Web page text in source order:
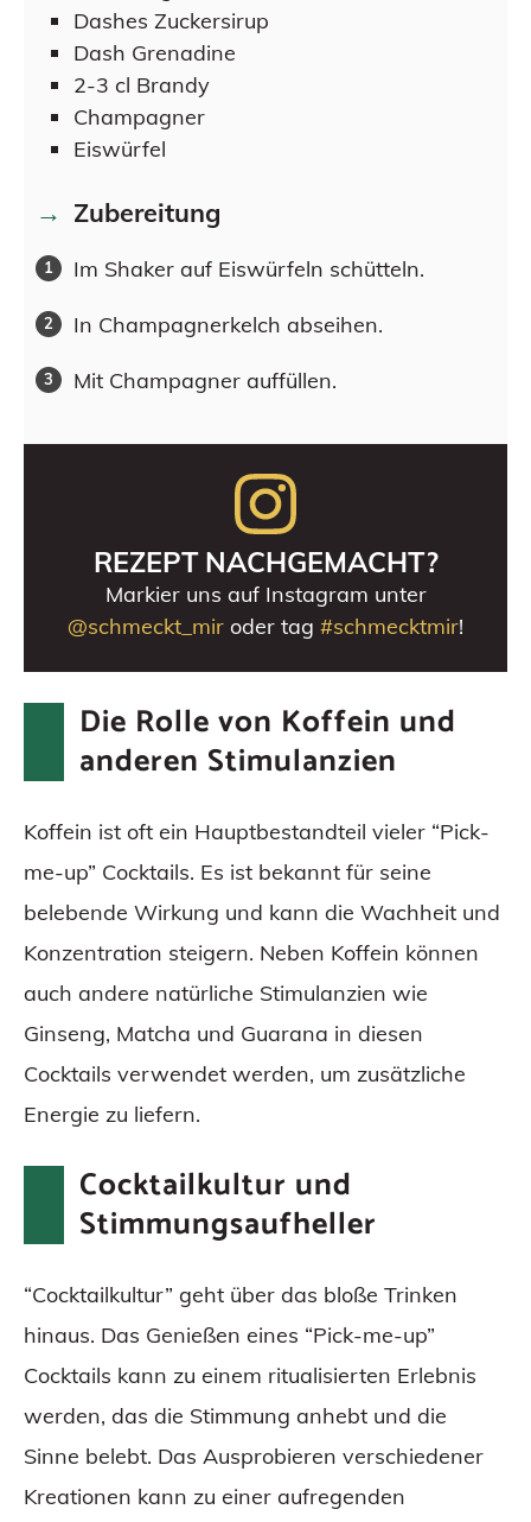
Dashes Zuckersirup
Dash Grenadine
2-3 cl Brandy
Champagner
Eiswürfel
Zubereitung
Im Shaker auf Eiswürfeln schütteln.
In Champagnerkelch abseihen.
Mit Champagner auffüllen.
REZEPT NACHGEMACHT?
Markier uns auf Instagram unter
@schmeckt_mir oder tag #schmecktmir!
Die Rolle von Koffein und
anderen Stimulanzien
Koffein ist oft ein Hauptbestandteil vieler “Pick-
me-up” Cocktails. Es ist bekannt für seine
belebende Wirkung und kann die Wachheit und
Konzentration steigern. Neben Koffein können
auch andere natürliche Stimulanzien wie
Ginseng, Matcha und Guarana in diesen
Cocktails verwendet werden, um zusätzliche
Energie zu liefern.
Cocktailkultur und
Stimmungsaufheller
“Cocktailkultur” geht über das bloße Trinken
hinaus. Das Genießen eines “Pick-me-up”
Cocktails kann zu einem ritualisierten Erlebnis
werden, das die Stimmung anhebt und die
Sinne belebt. Das Ausprobieren verschiedener
Kreationen kann zu einer aufregenden